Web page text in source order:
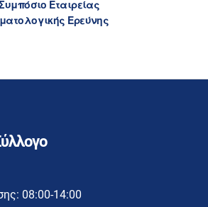
Εταιρείας
Ερεύνης
08:00-14:00